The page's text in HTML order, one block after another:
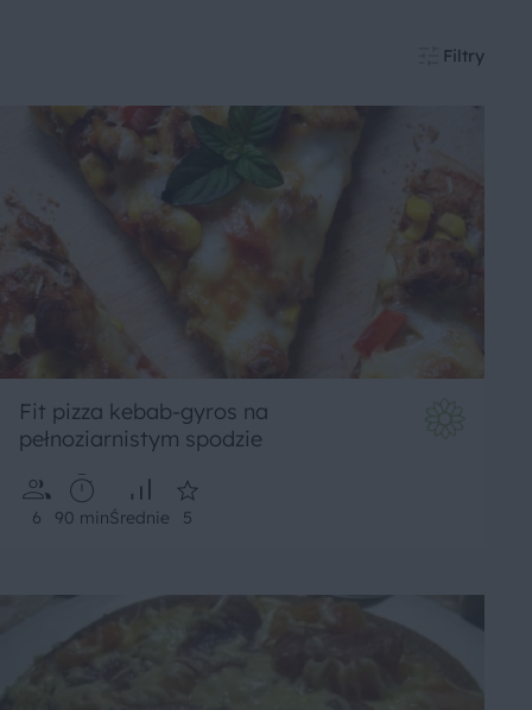
Filtry
Fit pizza kebab-gyros na
pełnoziarnistym spodzie
6 90 minŚrednie 5